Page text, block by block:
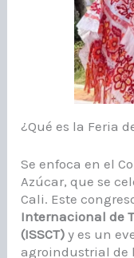
¿Qué es la Feria
Se enfoca en el
Azúcar, que se
Cali. Este
Internacional de
(ISSCT) y es un
agroindustrial de